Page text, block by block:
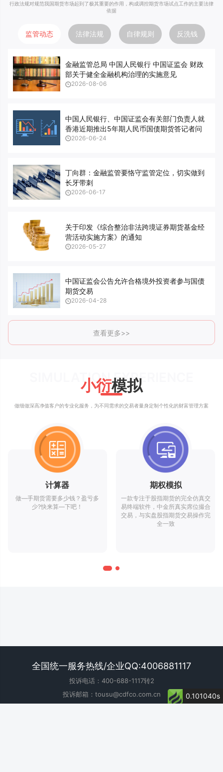
行政法规对规范我国期货市场起到了极其重要的作用，构成调控期货市场试点工作的主要法律
依据
监管动态 法律法规 自律规则 反洗钱
金融监管总局 中国人民银行 中国证监会 财政
部关于健全金融机构治理的实施意见
2026-08-06
中国人民银行、中国证监会有关部门负责人就
香港近期推出5年期人民币国债期货答记者问
2026-06-24
丁向群：金融监管要恪守监管定位，切实做到
长牙带刺
2026-06-17
关于印发《综合整治非法跨境证券期货基金经
营活动实施方案》的通知
2026-05-27
中国证监会公告允许合格境外投资者参与国债
期货交易
2026-04-28
查看更多>>
SIMULATION EXPERIENCE
小衍模拟
做细做深高净值客户的专业化服务，为不同需求的交易者量身定制个性化的财富管理方案
计算器
做—手期货需要多少钱？盈亏多
少?快来算—下吧！
期权模拟
一款专注于股指期货的完全仿真交
易终端软件，中金所真实席位撮合
交易，与实盘股指期货交易操作完
全一致
全国统一服务热线/企业QQ:4006881117
投诉电话：400-688-1117转2
投诉邮箱：tousu@cdfco.com.cn
0.101040s